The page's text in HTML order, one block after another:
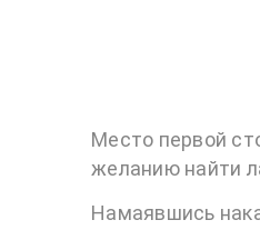
Место первой
желанию найти
Намаявшись